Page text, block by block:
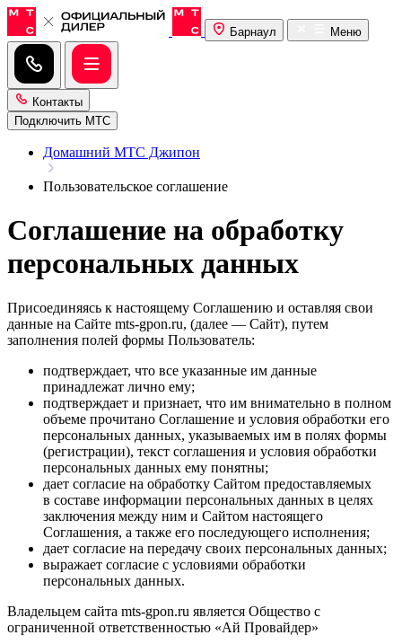
Барнаул Меню
Контакты
Подключить МТС
Домашний МТС Джипон
Пользовательское соглашение
Соглашение на обработку
персональных данных
Присоединяясь к настоящему Соглашению и оставляя свои
данные на Сайте mts-gpon.ru, (далее — Сайт), путем
заполнения полей формы Пользователь:
подтверждает, что все указанные им данные
принадлежат лично ему;
подтверждает и признает, что им внимательно в полном
объеме прочитано Соглашение и условия обработки его
персональных данных, указываемых им в полях формы
(регистрации), текст соглашения и условия обработки
персональных данных ему понятны;
дает согласие на обработку Сайтом предоставляемых
в составе информации персональных данных в целях
заключения между ним и Сайтом настоящего
Соглашения, а также его последующего исполнения;
дает согласие на передачу своих персональных данных;
выражает согласие с условиями обработки
персональных данных.
Владельцем сайта mts-gpon.ru является Общество с
ограниченной ответственностью «Ай Провайдер»